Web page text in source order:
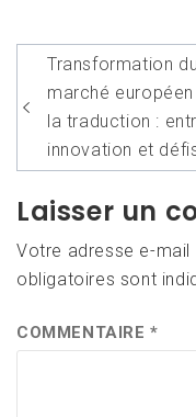
Navigation
de
l’article
Transformation du
marché
la traduction :
innovation et
Laisser un
Votre adresse e-mail
obligatoires sont
COMMENTAIRE*